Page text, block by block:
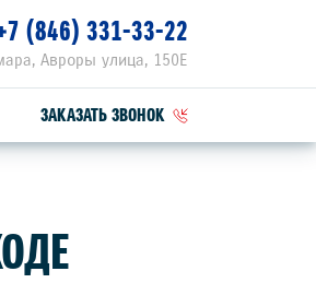
Авроры улица, 150Е
(846) 331-33-22
ЗАКАЗАТЬ ЗВОНОК